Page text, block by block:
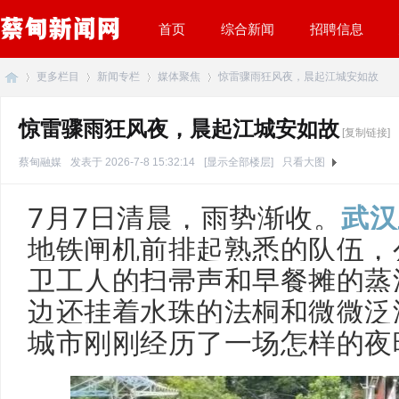
首页 综合新闻 招聘信息
更多栏目 新闻专栏 媒体聚焦 惊雷骤雨狂风夜，晨起江城安如故
惊雷骤雨狂风夜，晨起江城安如故 [复制链接]
蔡甸融媒 发表于 2026-7-8 15:32:14 [显示全部楼层] 只看大图
7月7日清晨，雨势渐收。 武
地铁闸机前排起熟悉的队伍
卫工人的扫帚声和早餐摊的
边还挂着水珠的法桐和微微
城市刚刚经历了一场怎样的